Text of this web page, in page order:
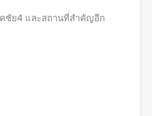
คชัย4 และสถานที่สำคัญอีก